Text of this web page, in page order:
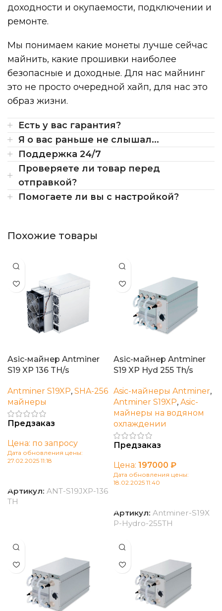
доходности и окупаемости, подключении и
ремонте.
Мы понимаем какие монеты лучше сейчас
майнить, какие прошивки наиболее
безопасные и доходные. Для нас майнинг
это не просто очередной хайп, для нас это
образ жизни.
Есть у вас гарантия?
Я о вас раньше не слышал...
Поддержка 24/7
Проверяете ли товар перед
отправкой?
Помогаете ли вы с настройкой?
Похожие товары
Asic-майнер Antminer
S19 XP 136 TH/s
Antminer S19XP, SHA-256
майнеры
Предзаказ
Цена: по запросу
Дата обновления цены:
27.02.2025 11:18
Артикул: ANT-S19JXP-136
TH
Asic-майнер Antminer
S19 XP Hyd 255 Th/s
Asic-майнеры Antminer,
Antminer S19XP, Asic-
майнеры на водяном
охлаждении
Предзаказ
Цена: 197000 ₽
Дата обновления цены:
18.02.2025 11:40
Артикул: Antminer-S19X
P-Hydro-255TH